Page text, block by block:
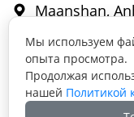
 Maanshan,

Мы используем
опыта просмотра.
Продолжая
нашей Политикой